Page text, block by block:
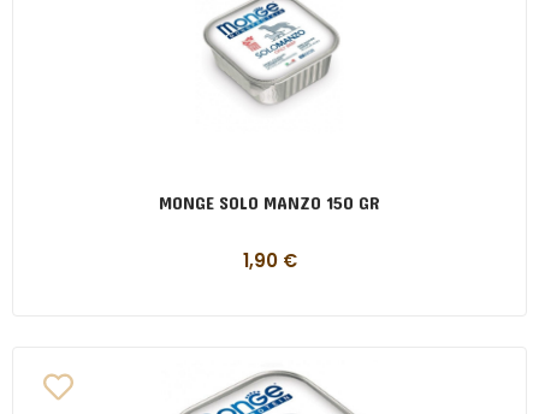
MONGE SOLO MANZO 150 GR
1,90 €